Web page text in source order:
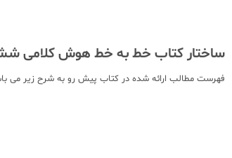
ساختار کتاب خط به خط هوش کلامی
فهرست مطالب ارائه شده در کتاب پیش رو به شرح زیر می